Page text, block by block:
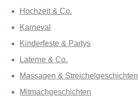
Hochzeit & Co.
Karneval
Kinderfeste & Partys
Laterne & Co.
Massagen & Streichelgeschichten
Mitmachgeschichten